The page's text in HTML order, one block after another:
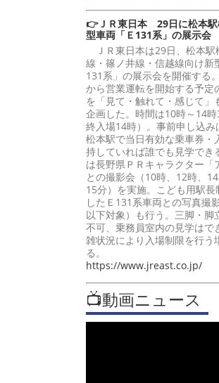
👉ＪＲ東日本 29日に松本駅
型車両「Ｅ131系」の展示会
ＪＲ東日本は29日、松本駅
線・篠ノ井線・信越線向け新
131系」の展示会を開催する
から営業運転を開始する予定
を「見て・触れて・感じて」
企画した。時間は10時～14
終入場14時）。事前申し込み
松本駅で当日有効な乗車券・
持していれば誰でも見学でき
は長野県ＰＲキャラクター「
との撮影会（10時、12時、
15分）を実施。こども用駅長
したＥ131系車両との写真撮
以下対象）も行う。三脚・脚
不可、乗務員室内の見学はで
雑状況により入場制限を行う
る。
https://www.jreast.co.jp/
📺動画ニュース